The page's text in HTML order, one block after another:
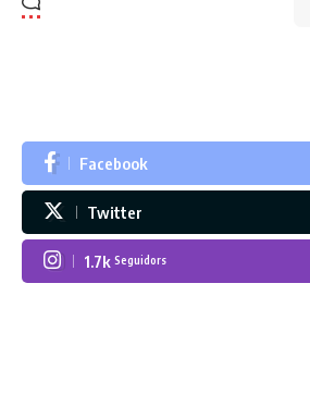
Facebook
Twitter
1.7k Seguidors